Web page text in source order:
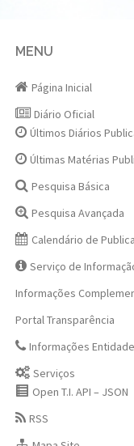
MENU
Página Inicial
Diário Oficial
Últimos Diários
Últimas Matérias
Pesquisa Básica
Pesquisa Avançada
Calendário de
Serviço de
Informações
Portal Transparência
Informações Entidade
Serviços
Open T.I. API – JSON
RSS